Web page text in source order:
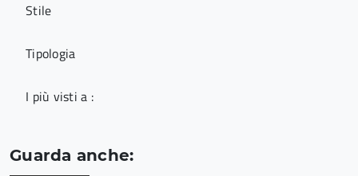
Stile
Tipologia
I più visti a :
Guarda anche: